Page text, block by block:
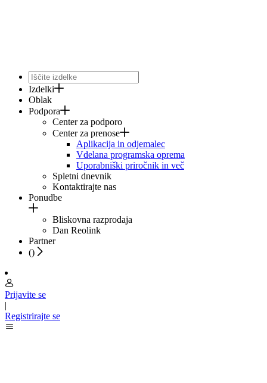
Izdelki
Oblak
Podpora
Center za podporo
Center za prenose
Aplikacija in odjemalec
Vdelana programska oprema
Uporabniški priročnik in več
Spletni dnevnik
Kontaktirajte nas
Ponudbe
Bliskovna razprodaja
Dan Reolink
Partner
()
Prijavite se
|
Registrirajte se